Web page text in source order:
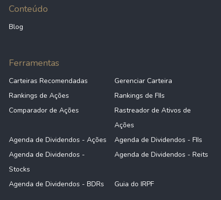
Conteúdo
Blog
Ferramentas
Carteiras Recomendadas
Gerenciar Carteira
Rankings de Ações
Rankings de FIIs
Comparador de Ações
Rastreador de Ativos de
Ações
Agenda de Dividendos - Ações
Agenda de Dividendos - FIIs
Agenda de Dividendos -
Stocks
Agenda de Dividendos - Reits
Agenda de Dividendos - BDRs Guia do IRPF